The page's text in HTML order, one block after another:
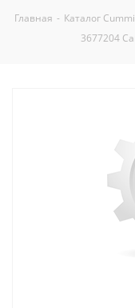
Главная - Каталог
3677204